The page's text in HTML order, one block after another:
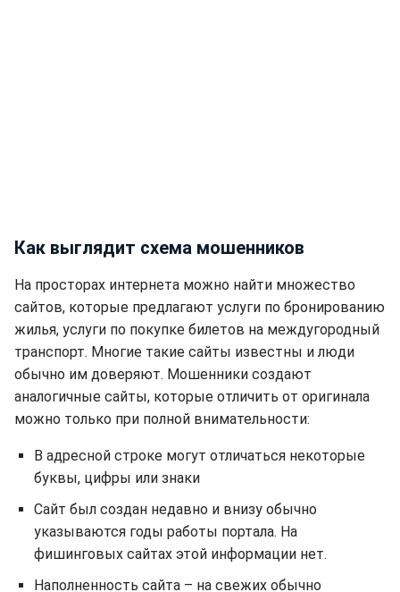
Как выглядит схема мошенников
На просторах интернета можно найти множество
сайтов, которые предлагают услуги по бронированию
жилья, услуги по покупке билетов на междугородный
транспорт. Многие такие сайты известны и люди
обычно им доверяют. Мошенники создают
аналогичные сайты, которые отличить от оригинала
можно только при полной внимательности:
В адресной строке могут отличаться некоторые
буквы, цифры или знаки
Сайт был создан недавно и внизу обычно
указываются годы работы портала. На
фишинговых сайтах этой информации нет.
Наполненность сайта – на свежих обычно